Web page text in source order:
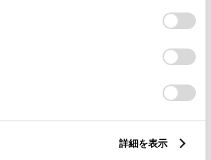
Cookie(クッキー)が保存されることに同
す。Cookie(クッキー)のオプトアウト、
撤回したりするにあたっては、当社の
）情報の取り扱いについて
」をご覧くだ
詳細を表示